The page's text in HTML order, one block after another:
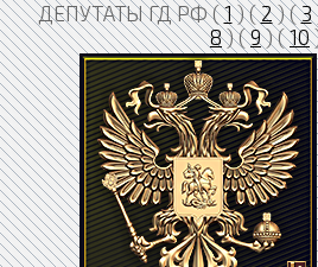
ДЕПУТАТЫ ГД РФ (1) (2) (3
8) (9) (10